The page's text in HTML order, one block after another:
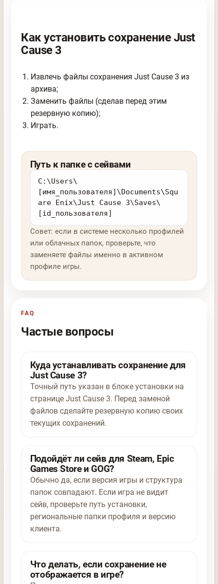
Как установить сохранение Just
Cause 3
Извлечь файлы сохранения Just Cause 3 из
архива;
Заменить файлы (сделав перед этим
резервную копию);
Играть.
Путь к папке с сейвами
C:\Users\
[имя_пользователя]\Documents\Squ
are Enix\Just Cause 3\Saves\
[id_пользователя]
Совет: если в системе несколько профилей
или облачных папок, проверьте, что
заменяете файлы именно в активном
профиле игры.
FAQ
Частые вопросы
Куда устанавливать сохранение для
Just Cause 3?
Точный путь указан в блоке установки на
странице Just Cause 3. Перед заменой
файлов сделайте резервную копию своих
текущих сохранений.
Подойдёт ли сейв для Steam, Epic
Games Store и GOG?
Обычно да, если версия игры и структура
папок совпадают. Если игра не видит
сейв, проверьте путь установки,
региональные папки профиля и версию
клиента.
Что делать, если сохранение не
отображается в игре?